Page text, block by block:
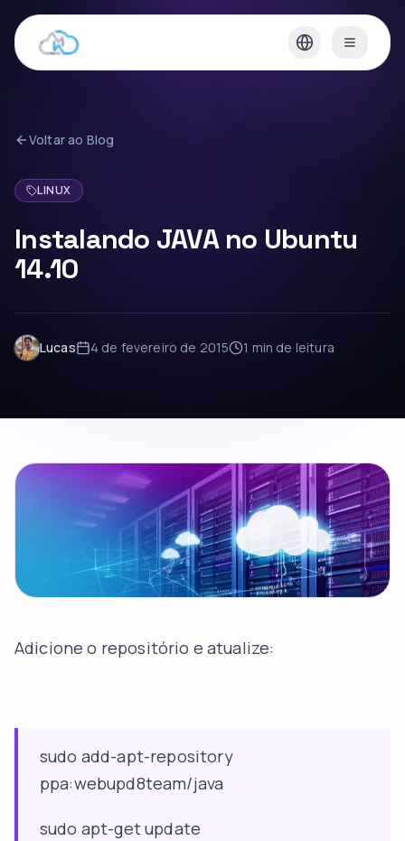
Voltar ao Blog
LINUX
Instalando JAVA no Ubuntu
14.10
Lucas 4 de fevereiro de 2015 1 min de leitura
Adicione o repositório e atualize:
sudo add-apt-repository
ppa:webupd8team/java
sudo apt-get update